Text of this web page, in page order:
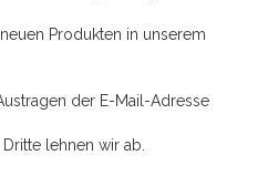
Produkten in unserem
der E-Mail-Adresse
lehnen wir ab